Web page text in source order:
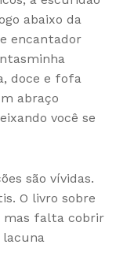
abaixo da
encantador
doce e fofa
abraço
você se
são vívidas.
O livro sobre
mas falta cobrir
lacuna